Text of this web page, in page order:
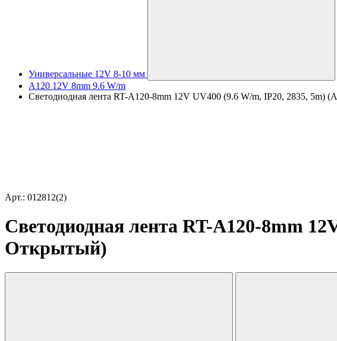
Универсальные 12V 8-10 мм
A120 12V 8mm 9.6 W/m
Светодиодная лента RT-A120-8mm 12V UV400 (9.6 W/m, IP20, 2835, 5m)
Арт.: 012812(2)
Светодиодная лента RT-A120-8mm
Открытый)